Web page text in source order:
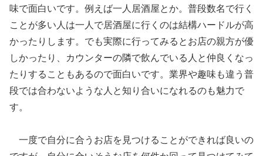
味で面白いです。例えば一人居酒屋とか。普段数名で行く
ことが多い人は一人で居酒屋に行くのは結構ハードルが高
かったりします。でも実際に行ってみるとお店の親方が優
しかったり、カウンターの隣で飲んでいる人と仲良くなっ
たりすることもあるので面白いです。業界や趣味も違う普
段では合わないような人と知り合いになれるのも魅力で
す。
一度で自分に合うお店を見つけることができれば良いの